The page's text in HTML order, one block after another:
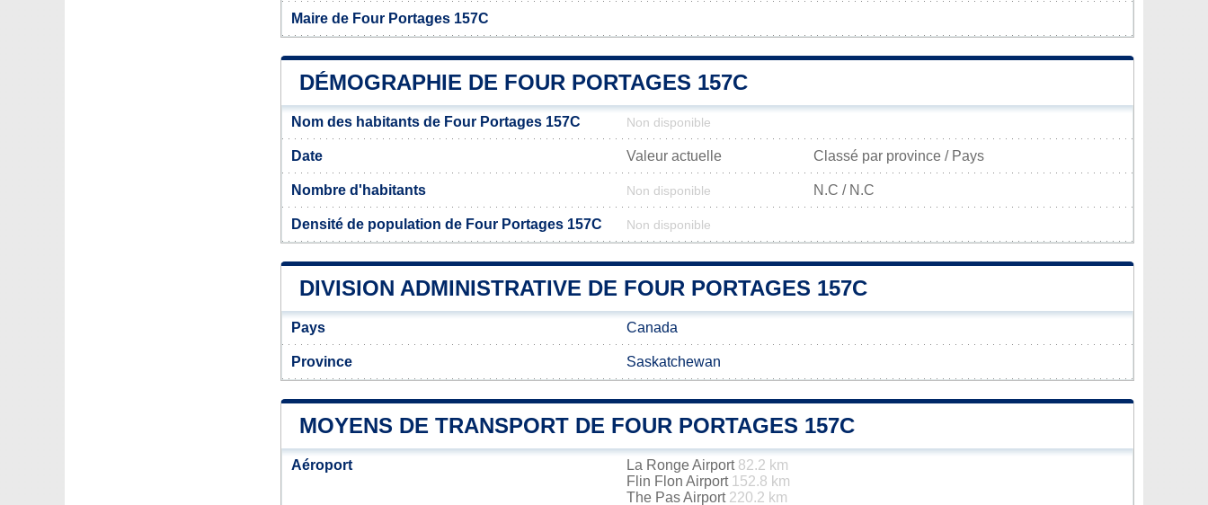
Maire de Four Portages 157C
DÉMOGRAPHIE DE FOUR PORTAGES 157C
Nom des habitants de Four Portages 157C Non disponible
Date Valeur actuelle Classé par province / Pays
Nombre d'habitants Non disponible N.C / N.C
Densité de population de Four Portages 157C Non disponible
DIVISION ADMINISTRATIVE DE FOUR PORTAGES 157C
Pays Canada
Province Saskatchewan
MOYENS DE TRANSPORT DE FOUR PORTAGES 157C
Aéroport La Ronge Airport 82.2 km
Flin Flon Airport 152.8 km
The Pas Airport 220.2 km